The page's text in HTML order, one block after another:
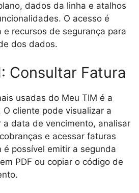
dados da linha e atalhos
O acesso é
e recursos de segurança para
dos dados.
Consultar Fatura
usadas do Meu TIM é a
cliente pode visualizar a
a data de vencimento, analisar
e acessar faturas
é possível emitir a segunda
PDF ou copiar o código de